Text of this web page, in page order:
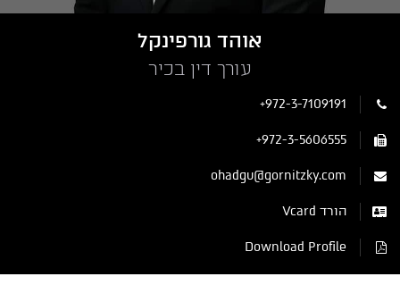
אוהד גורפינקל
עורך דין בכיר
+972-3-7109191
+972-3-5606555
ohadgu@gornitzky.com
הורד Vcard
Download Profile